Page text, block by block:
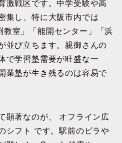
激戦区です。中学受験や高
集し、特に大阪市内では
教室」「能開センター」「浜
並び立ちます。親御さんの
で学習塾需要が旺盛な一
業塾が生き残るのは容易で
顕著なのが、 オフライン広
シフト です。駅前のビラや